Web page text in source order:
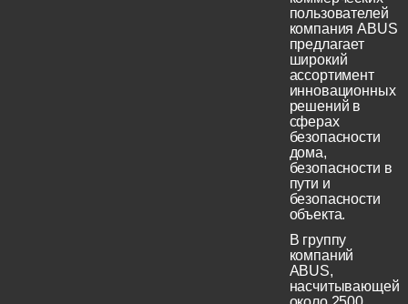
пользователей
компания ABUS
предлагает
широкий
ассортимент
инновационных
решений в
сферах
безопасности
дома,
безопасности в
пути и
безопасности
объекта.
В группу
компаний
ABUS,
насчитывающей